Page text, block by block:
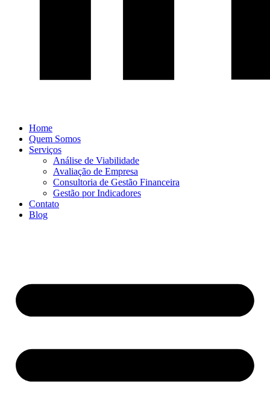
Home
Quem Somos
Serviços
Análise de Viabilidade
Avaliação de Empresa
Consultoria de Gestão Financeira
Gestão por Indicadores
Contato
Blog